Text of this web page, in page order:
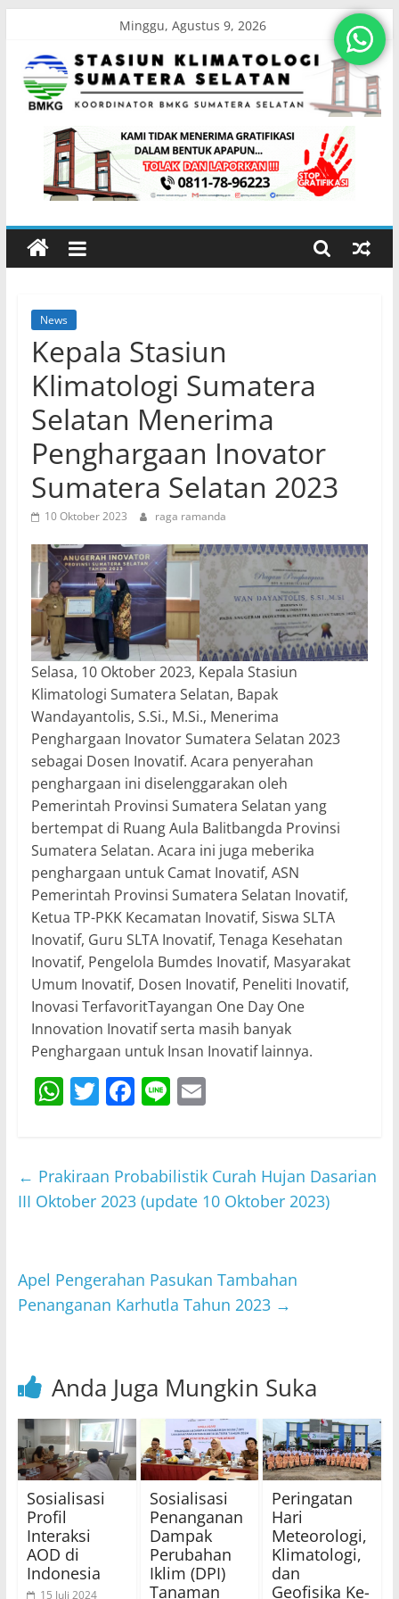
content
Minggu, Agustus 9, 2026
Stasiun
Klimatologi
Sumatera
Koordinator
BMKG
Sumatera
Selatan
News
Kepala Stasiun
Klimatologi Sumatera
Selatan Menerima
Penghargaan Inovator
Sumatera Selatan 2023
10 Oktober 2023 raga ramanda
Selasa, 10 Oktober 2023, Kepala Stasiun
Klimatologi Sumatera Selatan, Bapak
Wandayantolis, S.Si., M.Si., Menerima
Penghargaan Inovator Sumatera Selatan 2023
sebagai Dosen Inovatif. Acara penyerahan
penghargaan ini diselenggarakan oleh
Pemerintah Provinsi Sumatera Selatan yang
bertempat di Ruang Aula Balitbangda Provinsi
Sumatera Selatan. Acara ini juga meberika
penghargaan untuk Camat Inovatif, ASN
Pemerintah Provinsi Sumatera Selatan Inovatif,
Ketua TP-PKK Kecamatan Inovatif, Siswa SLTA
Inovatif, Guru SLTA Inovatif, Tenaga Kesehatan
Inovatif, Pengelola Bumdes Inovatif, Masyarakat
Umum Inovatif, Dosen Inovatif, Peneliti Inovatif,
Inovasi TerfavoritTayangan One Day One
Innovation Inovatif serta masih banyak
Penghargaan untuk Insan Inovatif lainnya.
W
s
A
T
er
F
e
b
k
Li E
l
← Prakiraan Probabilistik Curah Hujan Dasarian
III Oktober 2023 (update 10 Oktober 2023)
Apel Pengerahan Pasukan Tambahan
Penanganan Karhutla Tahun 2023 →
Anda Juga Mungkin Suka
Sosialisasi
Profil
Interaksi
AOD di
Indonesia
15 Juli 2024
Sosialisasi
Penanganan
Dampak
Perubahan
Iklim (DPI)
Tanaman
Peringatan
Hari
Meteorologi,
Klimatologi,
dan
Geofisika Ke-